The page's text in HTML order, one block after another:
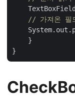
// 가져온 필
    }